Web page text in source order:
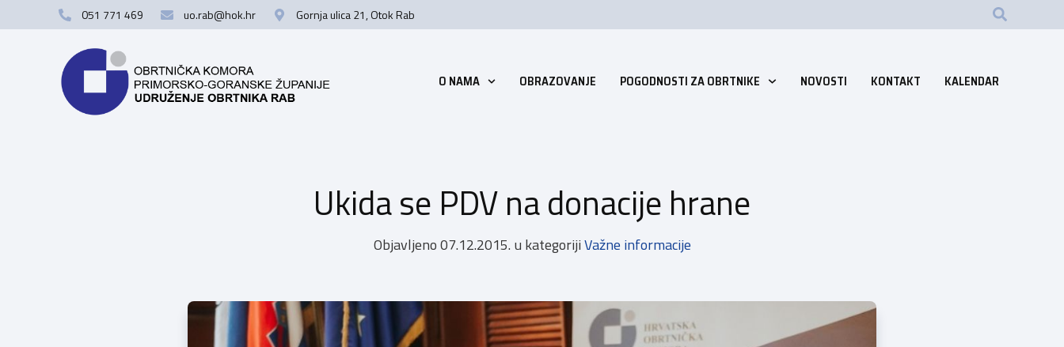
051 771 469 uo.rab@hok.hr Gornja ulica 21, Otok Rab
O NAMA OBRAZOVANJE POGODNOSTI ZA OBRTNIKE NOVOSTI KONTAKT KALENDAR
Ukida se PDV na donacije hrane
Objavljeno07.12.2015. u kategorijiVažne informacije